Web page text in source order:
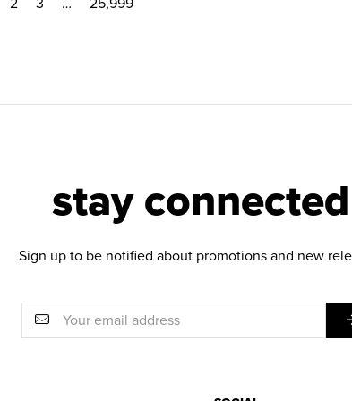
stay connected
Sign up to be notified about promotions and new